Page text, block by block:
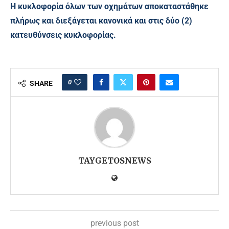
Η κυκλοφορία όλων των οχημάτων αποκαταστάθηκε
πλήρως και διεξάγεται κανονικά και στις δύο (2)
κατευθύνσεις κυκλοφορίας.
SHARE 0
TAYGETOSNEWS
previous post